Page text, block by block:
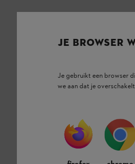
JE BROWSER
Je gebruikt een browser
we aan dat je